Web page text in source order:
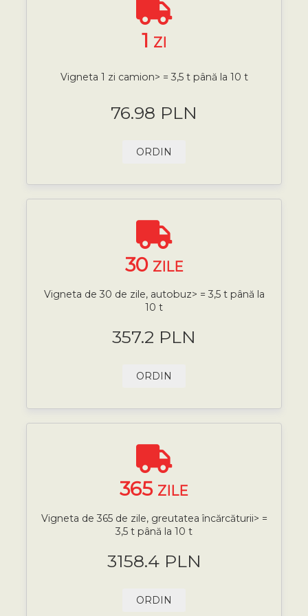
1 ZI
Vigneta 1 zi camion> = 3,5 t până la 10 t
76.98 PLN
ORDIN
30 ZILE
Vigneta de 30 de zile, autobuz> = 3,5 t până la
10 t
357.2 PLN
ORDIN
365 ZILE
Vigneta de 365 de zile, greutatea încărcăturii> =
3,5 t până la 10 t
3158.4 PLN
ORDIN